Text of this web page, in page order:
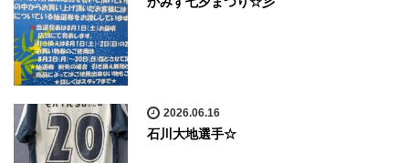
2026.06.16
石川大地選手☆